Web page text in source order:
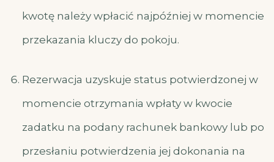
kwotę należy wpłacić najpóźniej w momencie
przekazania kluczy do pokoju.
Rezerwacja uzyskuje status potwierdzonej w
momencie otrzymania wpłaty w kwocie
zadatku na podany rachunek bankowy lub po
przesłaniu potwierdzenia jej dokonania na